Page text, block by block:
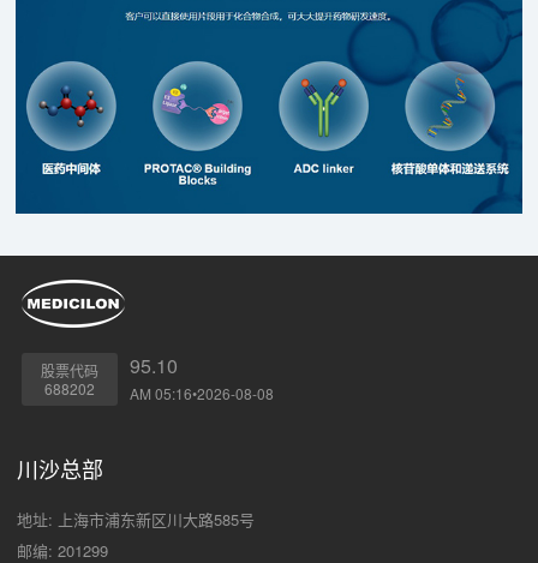
股票代码
688202
95.10
AM 05:16•2026-08-08
川沙总部
地址: 上海市浦东新区川大路585号
邮编: 201299